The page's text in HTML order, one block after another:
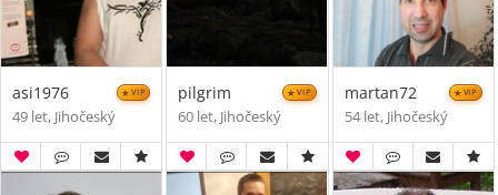
asi1976 VIP
49 let, Jihočeský
pilgrim VIP
60 let, Jihočeský
martan72 VIP
54 let, Jihočeský